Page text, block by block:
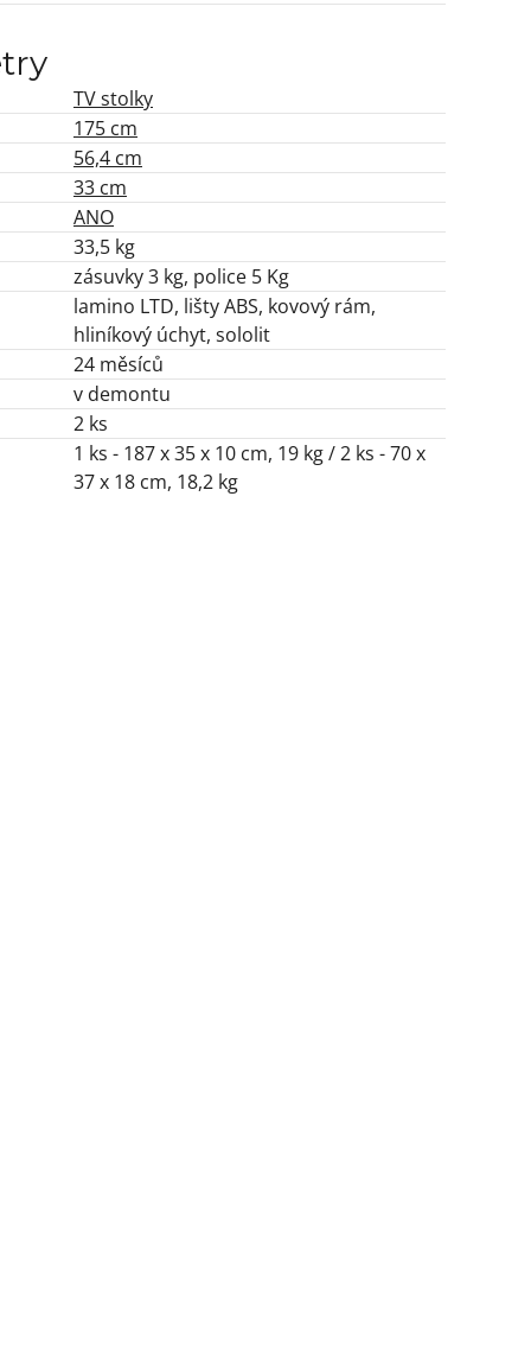
TV stolky
175 cm
56,4 cm
33 cm
ANO
33,5 kg
zásuvky 3 kg, police 5 Kg
lamino LTD, lišty ABS, kovový rám,
hliníkový úchyt, sololit
24 měsíců
v demontu
2 ks
1 ks - 187 x 35 x 10 cm, 19 kg / 2 ks - 70 x
37 x 18 cm, 18,2 kg